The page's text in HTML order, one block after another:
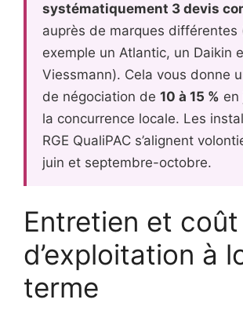
systématiquement 3 devis
auprès de marques différentes
exemple un Atlantic, un Daikin
Viessmann). Cela vous donne
de négociation de 10 à 15 % en
la concurrence locale. Les
RGE QualiPAC s’alignent
juin et septembre-octobre.
Entretien et coût
d’exploitation à
terme